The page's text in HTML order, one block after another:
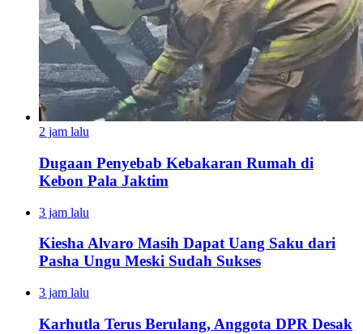
2 jam lalu
Dugaan Penyebab Kebakaran Rumah di
Kebon Pala Jaktim
3 jam lalu
Kiesha Alvaro Masih Dapat Uang Saku dari
Pasha Ungu Meski Sudah Sukses
3 jam lalu
Karhutla Terus Berulang, Anggota DPR Desak